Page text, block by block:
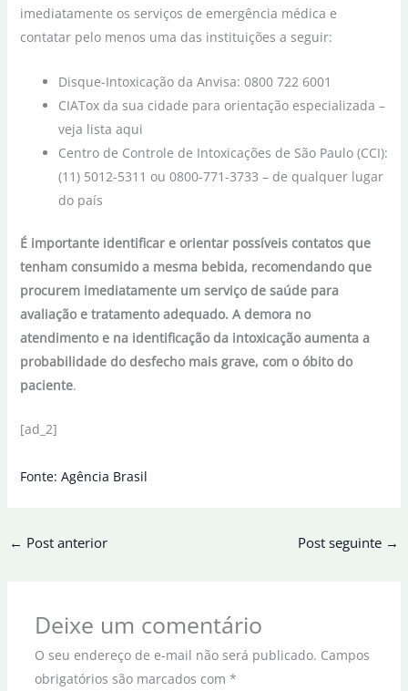
imediatamente os serviços de emergência médica e
contatar pelo menos uma das instituições a seguir:
Disque-Intoxicação da Anvisa: 0800 722 6001
CIATox da sua cidade para orientação especializada –
veja lista aqui
Centro de Controle de Intoxicações de São Paulo (CCI):
(11) 5012-5311 ou 0800-771-3733 – de qualquer lugar
do país
É importante identificar e orientar possíveis contatos que
tenham consumido a mesma bebida, recomendando que
procurem imediatamente um serviço de saúde para
avaliação e tratamento adequado. A demora no
atendimento e na identificação da intoxicação aumenta a
probabilidade do desfecho mais grave, com o óbito do
paciente.
[ad_2]
Fonte: Agência Brasil
← Post anterior Post seguinte →
Deixe um comentário
O seu endereço de e-mail não será publicado. Campos
obrigatórios são marcados com *